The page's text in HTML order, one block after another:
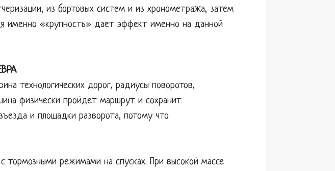
из бортовых систем и из хронометража, затем
именно «крупность» дает эффект именно на данной
технологических дорог, радиусы поворотов,
физически пройдет маршрут и сохранит
и площадки разворота, потому что
тормозными режимами на спусках. При высокой массе